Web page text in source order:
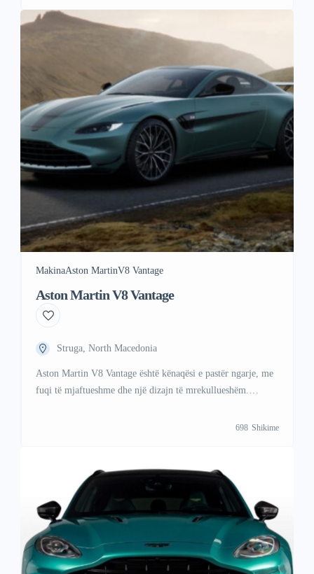
MakinaAston MartinV8 Vantage
Aston Martin V8 Vantage
Struga, North Macedonia
Aston Martin V8 Vantage është kënaqësi e pastër ngarje, me
fuqi të mjaftueshme dhe një dizajn të mrekullueshëm.
698 Shikime